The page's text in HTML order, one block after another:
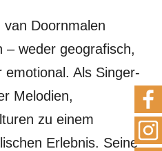
Doornmalen
– weder geografisch,
emotional. Als Singer-
Melodien,
zu einem
Erlebnis. Seine